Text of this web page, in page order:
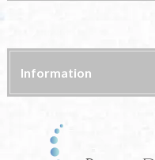
Information